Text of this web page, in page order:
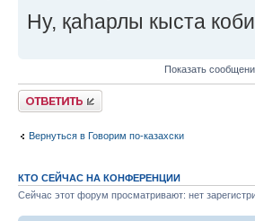
Ну, қаһарлы кыста
Показать
Ответить
Вернуться в Говорим по-казахски
КТО СЕЙЧАС НА КОНФЕРЕНЦИИ
Сейчас этот форум просматривают: нет